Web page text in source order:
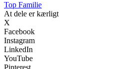
Top Familie
At dele er kærligt
X
Facebook
Instagram
LinkedIn
YouTube
Pinterest